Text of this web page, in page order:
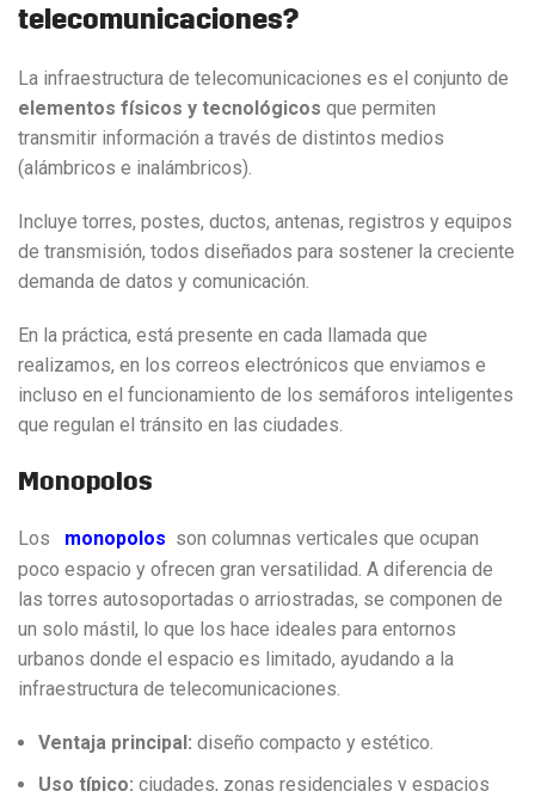
telecomunicaciones?
La infraestructura de telecomunicaciones es el conjunto de
elementos físicos y tecnológicos que permiten
transmitir información a través de distintos medios
(alámbricos e inalámbricos).
Incluye torres, postes, ductos, antenas, registros y equipos
de transmisión, todos diseñados para sostener la creciente
demanda de datos y comunicación.
En la práctica, está presente en cada llamada que
realizamos, en los correos electrónicos que enviamos e
incluso en el funcionamiento de los semáforos inteligentes
que regulan el tránsito en las ciudades.
Monopolos
Los monopolos son columnas verticales que ocupan
poco espacio y ofrecen gran versatilidad. A diferencia de
las torres autosoportadas o arriostradas, se componen de
un solo mástil, lo que los hace ideales para entornos
urbanos donde el espacio es limitado, ayudando a la
infraestructura de telecomunicaciones.
Ventaja principal: diseño compacto y estético.
Uso típico: ciudades, zonas residenciales y espacios